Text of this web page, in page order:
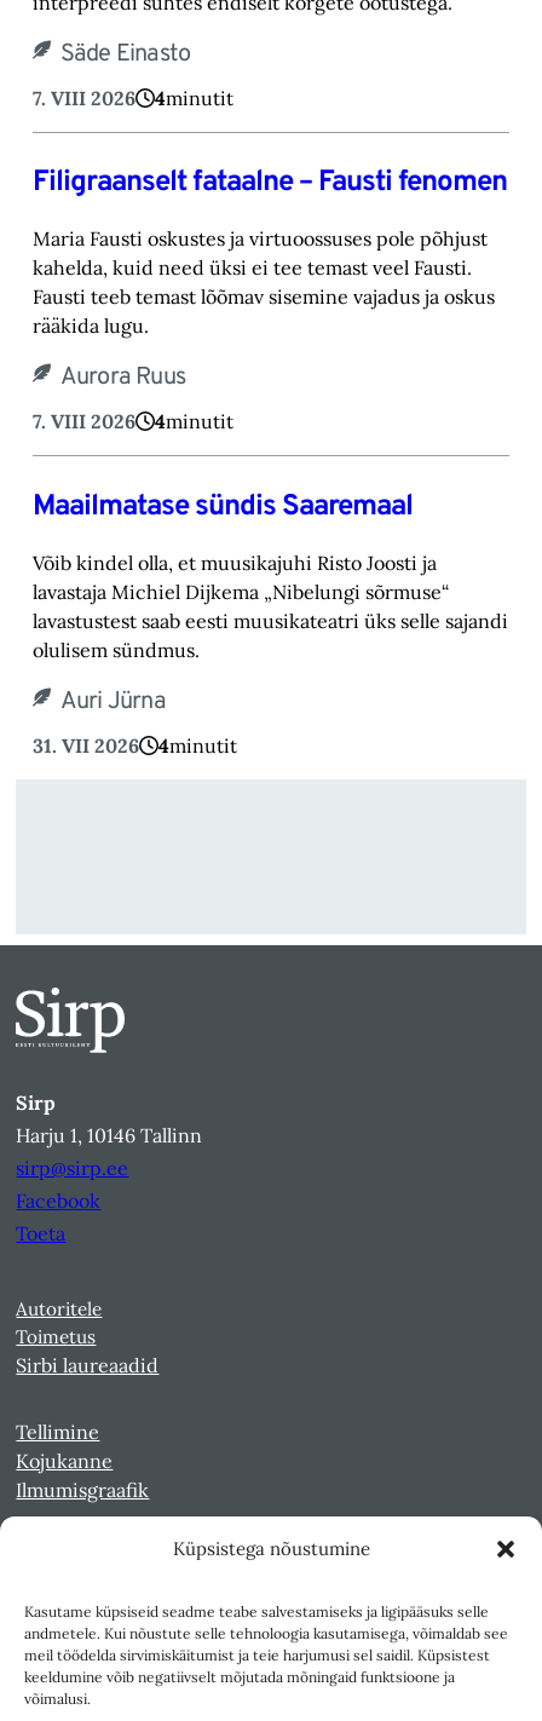
Küpsistega nõustumine
Kasutame küpsiseid seadme teabe salvestamiseks ja ligipääsuks selle
andmetele. Kui nõustute selle tehnoloogia kasutamisega, võimaldab see
meil töödelda sirvimiskäitumist ja teie harjumusi sel saidil. Küpsistest
keeldumine võib negatiivselt mõjutada mõningaid funktsioone ja
võimalusi.
Säde Einasto
7. VIII 2026 4minutit
Filigraanselt fataalne – Fausti fenomen
Maria Fausti oskustes ja virtuoossuses pole põhjust
kahelda, kuid need üksi ei tee temast ‎veel Fausti.
Fausti teeb temast lõõmav sisemine vajadus ja oskus
rääkida lugu.‎
Aurora Ruus
7. VIII 2026 4minutit
Maailmatase sündis Saaremaal
Võib kindel olla, et muusikajuhi Risto Joosti ja
lavastaja Michiel Dijkema „Nibelungi sõrmuse“
lavastustest saab eesti muusikateatri üks selle sajandi
olulisem sündmus.
Auri Jürna
31. VII 2026 4minutit
Sirp
Harju 1, 10146 Tallinn
sirp@sirp.ee
Facebook
Toeta
Autoritele
Toimetus
Sirbi laureaadid
Tellimine
Kojukanne
Ilmumisgraafik
Kultuurileht 1994-1997
Reede 1989-1990
Sirp ja Vasar 1940-1989